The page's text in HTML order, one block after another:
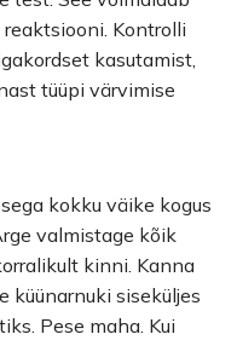
Kontrolli
kasutamist,
tüüpi värvimise
kokku väike kogus
valmistage kõik
kinni. Kanna
küünarnuki siseküljes
Pese maha. Kui